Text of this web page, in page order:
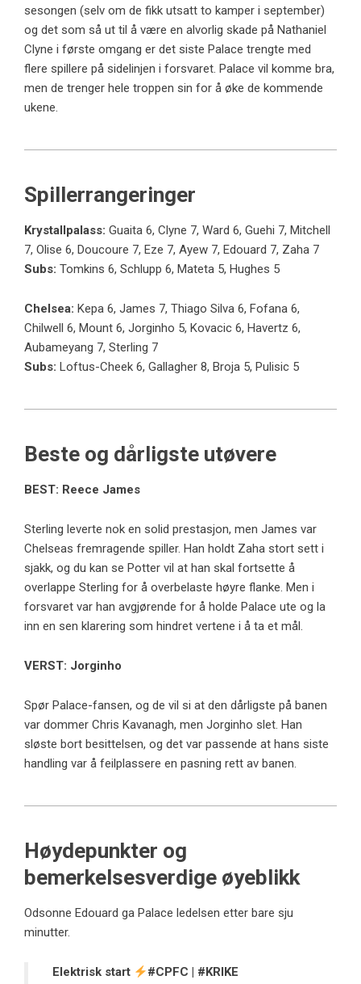
sesongen (selv om de fikk utsatt to kamper i september)
og det som så ut til å være en alvorlig skade på Nathaniel
Clyne i første omgang er det siste Palace trengte med
flere spillere på sidelinjen i forsvaret. Palace vil komme bra,
men de trenger hele troppen sin for å øke de kommende
ukene.
Spillerrangeringer
Krystallpalass: Guaita 6, Clyne 7, Ward 6, Guehi 7, Mitchell
7, Olise 6, Doucoure 7, Eze 7, Ayew 7, Edouard 7, Zaha 7
Subs: Tomkins 6, Schlupp 6, Mateta 5, Hughes 5
Chelsea: Kepa 6, James 7, Thiago Silva 6, Fofana 6,
Chilwell 6, Mount 6, Jorginho 5, Kovacic 6, Havertz 6,
Aubameyang 7, Sterling 7
Subs: Loftus-Cheek 6, Gallagher 8, Broja 5, Pulisic 5
Beste og dårligste utøvere
BEST: Reece James
Sterling leverte nok en solid prestasjon, men James var
Chelseas fremragende spiller. Han holdt Zaha stort sett i
sjakk, og du kan se Potter vil at han skal fortsette å
overlappe Sterling for å overbelaste høyre flanke. Men i
forsvaret var han avgjørende for å holde Palace ute og la
inn en sen klarering som hindret vertene i å ta et mål.
VERST: Jorginho
Spør Palace-fansen, og de vil si at den dårligste på banen
var dommer Chris Kavanagh, men Jorginho slet. Han
sløste bort besittelsen, og det var passende at hans siste
handling var å feilplassere en pasning rett av banen.
Høydepunkter og
bemerkelsesverdige øyeblikk
Odsonne Edouard ga Palace ledelsen etter bare sju
minutter.
Elektrisk start #CPFC | #KRIKE